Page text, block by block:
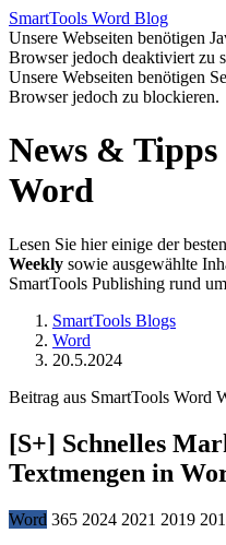
SmartTools Word Blog
Unsere Webseiten benötigen
Browser jedoch deaktiviert zu
Unsere Webseiten benötigen
Browser jedoch zu blockieren.
News &
Word
Lesen Sie hier einige der
Weekly sowie ausgewählte
SmartTools Publishing rund um
SmartTools Blogs
Word
20.5.2024
Beitrag aus SmartTools Word
[S+] Schnelles
Textmengen in
Word 365 2024 2021 2019